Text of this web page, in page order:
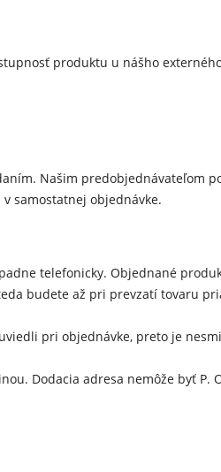
produktu u nášho
Našim predobjednávateľom
samostatnej objednávke.
telefonicky. Objednané
budete až pri prevzatí tovaru
pri objednávke, preto je
. Dodacia adresa nemôže byť P.